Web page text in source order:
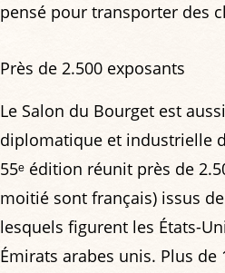
pensé pour transporter des
Près de 2.500 exposants
Le Salon du Bourget est
diplomatique et industrielle
55ᵉ édition réunit près de
moitié sont français) issus
lesquels figurent les États-
Émirats arabes unis. Plus